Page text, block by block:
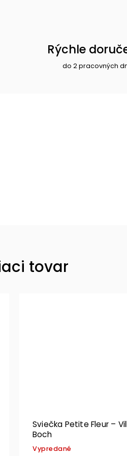
Rýchle
do 2 pracovných
tovar
Sviečka Petite Fleur –
Boch
Vypredané